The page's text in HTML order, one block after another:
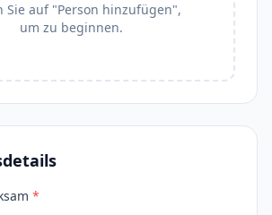
Sie auf "Person hinzufügen",
um zu beginnen.
*